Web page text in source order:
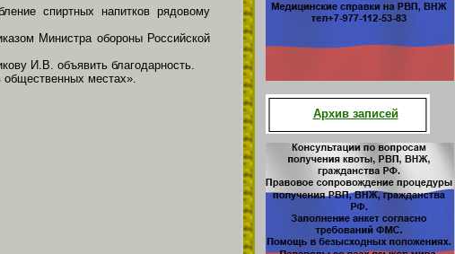
спиртных напитков рядовому
Министра обороны Российской
И.В. объявить благодарность.
общественных местах».
Архив записей